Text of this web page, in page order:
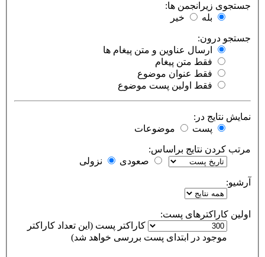
جستجوی زیرانجمن ها:
بله
خیر
جستجو درون:
ارسال عناوین و متن پیغام ها
فقط متن پیغام
فقط عنوان موضوع
فقط اولین پست موضوع
نمایش نتایج در:
پست
موضوعات
مرتب کردن نتایج براساس:
صعودی
نزولی
آرشیو:
اولین کاراکترهای پست:
کاراکتر پست (این تعداد کاراکتر
موجود در ابتدای پست بررسی خواهد شد)